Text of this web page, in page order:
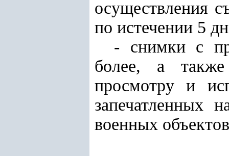
осуществления
по истечении 5
- снимки с
более, а
просмотру и
запечатленных
военных